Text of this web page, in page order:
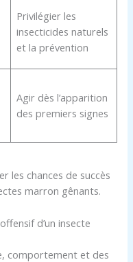
Privilégier les
insecticides naturels
et la prévention
Agir dès l’apparition
des premiers signes
les chances de succès
marron gênants.
d’un insecte
comportement et des